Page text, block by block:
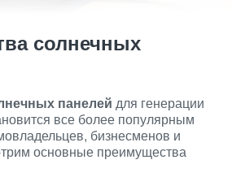
солнечных
панелей для генерации
все более популярным
бизнесменов и
основные преимущества